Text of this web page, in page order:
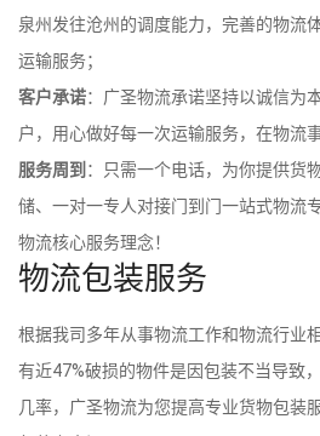
泉州发往沧州的调度能力，完善的物流
运输服务；
客户承诺：广圣物流承诺坚持以诚信为
户，用心做好每一次运输服务，在物流
服务周到 ：只需一个电话，为你提供货
储、一对一专人对接门到门一站式物流
物流核心服务理念！
物流包装服务
根据我司多年从事物流工作和物流行业
有近47%破损的物件是因包装不当导致
几率，广圣物流为您提高专业货物包装